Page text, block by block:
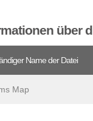
über
Name der Datei
Map